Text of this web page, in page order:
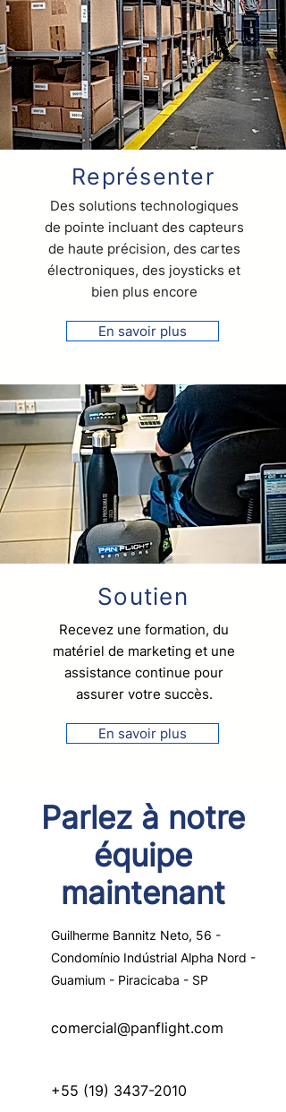
Représenter
Des solutions technologiques
de pointe incluant des capteurs
de haute précision, des cartes
électroniques, des joysticks et
bien plus encore
En savoir plus
Soutien
Recevez une formation, du
matériel de marketing et une
assistance continue pour
assurer votre succès.
En savoir plus
Parlez à notre
équipe
maintenant
Guilherme Bannitz Neto, 56 -
Condomínio Indústrial Alpha Nord -
Guamium - Piracicaba - SP
comercial@panflight.com
+55 (19) 3437-2010